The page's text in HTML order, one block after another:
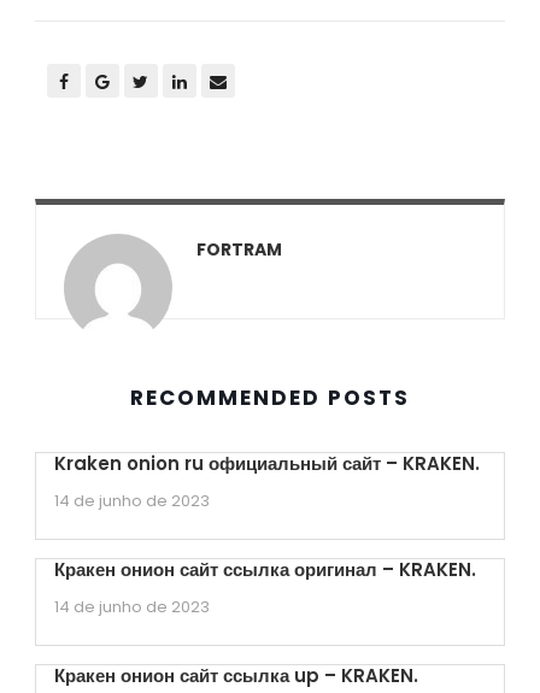
FORTRAM
RECOMMENDED POSTS
Kraken onion ru официальный сайт – KRAKEN.
14 de junho de 2023
Кракен онион сайт ссылка оригинал – KRAKEN.
14 de junho de 2023
Кракен онион сайт ссылка up – KRAKEN.